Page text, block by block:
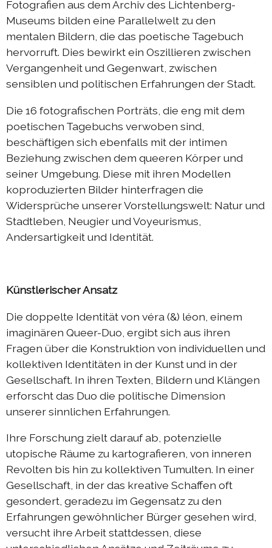
Austausch Berlin-Die 2019
Sommerprogramm 2019
Austausch Berlin-Die 2018
Austausch Die-Berlin 2018
komplizen & links
kontakt
DIEprojekte
DIEresidenz Berlin
Fotografien aus dem Archiv des Lichtenberg-
Museums bilden eine Parallelwelt zu den
mentalen Bildern, die das poetische Tagebuch
hervorruft. Dies bewirkt ein Oszillieren zwischen
Vergangenheit und Gegenwart, zwischen
sensiblen und politischen Erfahrungen der Stadt.
Die 16 fotografischen Porträts, die eng mit dem
poetischen Tagebuchs verwoben sind,
beschäftigen sich ebenfalls mit der intimen
Beziehung zwischen dem queeren Körper und
seiner Umgebung. Diese mit ihren Modellen
koproduzierten Bilder hinterfragen die
Widersprüche unserer Vorstellungswelt: Natur und
Stadtleben, Neugier und Voyeurismus,
Andersartigkeit und Identität.
Künstlerischer Ansatz
Die doppelte Identität von véra (&) léon, einem
imaginären Queer-Duo, ergibt sich aus ihren
Fragen über die Konstruktion von individuellen und
kollektiven Identitäten in der Kunst und in der
Gesellschaft. In ihren Texten, Bildern und Klängen
erforscht das Duo die politische Dimension
unserer sinnlichen Erfahrungen.
Ihre Forschung zielt darauf ab, potenzielle
utopische Räume zu kartografieren, von inneren
Revolten bis hin zu kollektiven Tumulten. In einer
Gesellschaft, in der das kreative Schaffen oft
gesondert, geradezu im Gegensatz zu den
Erfahrungen gewöhnlicher Bürger gesehen wird,
versucht ihre Arbeit stattdessen, diese